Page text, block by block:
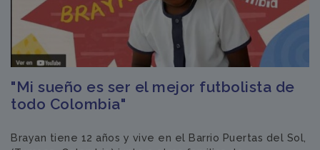
"Mi sueño es ser el mejor futbolista de
todo Colombia"
Brayan tiene 12 años y vive en el Barrio Puertas del Sol,